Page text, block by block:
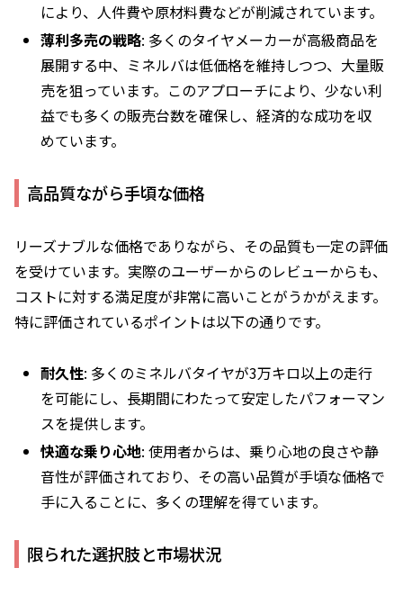
により、人件費や原材料費などが削減されています。
薄利多売の戦略: 多くのタイヤメーカーが高級商品を
展開する中、ミネルバは低価格を維持しつつ、大量販
売を狙っています。このアプローチにより、少ない利
益でも多くの販売台数を確保し、経済的な成功を収
めています。
高品質ながら手頃な価格
リーズナブルな価格でありながら、その品質も一定の評価
を受けています。実際のユーザーからのレビューからも、
コストに対する満足度が非常に高いことがうかがえます。
特に評価されているポイントは以下の通りです。
耐久性: 多くのミネルバタイヤが3万キロ以上の走行
を可能にし、長期間にわたって安定したパフォーマン
スを提供します。
快適な乗り心地: 使用者からは、乗り心地の良さや静
音性が評価されており、その高い品質が手頃な価格で
手に入ることに、多くの理解を得ています。
限られた選択肢と市場状況